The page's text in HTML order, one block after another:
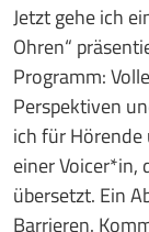
Jetzt gehe ich
Ohren“
Programm:
Perspektiven
ich für
einer Voicer*in,
übersetzt. Ein
Barrieren.